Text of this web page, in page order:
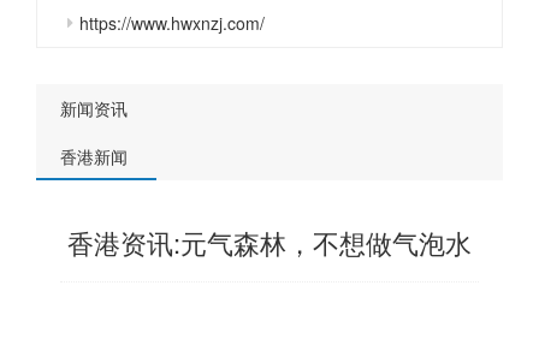
https://www.hwxnzj.com/
新闻资讯
香港新闻
香港资讯:元气森林，不想做气泡水